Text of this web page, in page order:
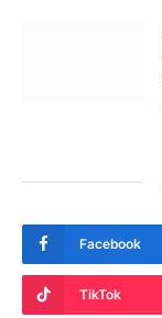
Facebook
TikTok